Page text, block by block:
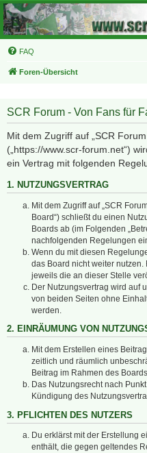
FAQ
Foren-Übersicht
SCR Forum - Von Fans für
Mit dem Zugriff auf „SCR
(„https://www.scr-forum.net“)
ein Vertrag mit folgenden
1. NUTZUNGSVERTRAG
Mit dem Zugriff auf „SCR
Board“) schließt du einen
Boards ab (im Folgenden
nachfolgenden Regelungen
Wenn du mit diesen
das Board nicht weiter
jeweils die an dieser Stelle
Der Nutzungsvertrag wird auf
von beiden Seiten ohne
werden.
2. EINRÄUMUNG VON
Mit dem Erstellen eines
zeitlich und räumlich
Beitrag im Rahmen des
Das Nutzungsrecht nach
Kündigung des
3. PFLICHTEN DES NUTZERS
Du erklärst mit der Erstellung
enthält, die gegen geltendes